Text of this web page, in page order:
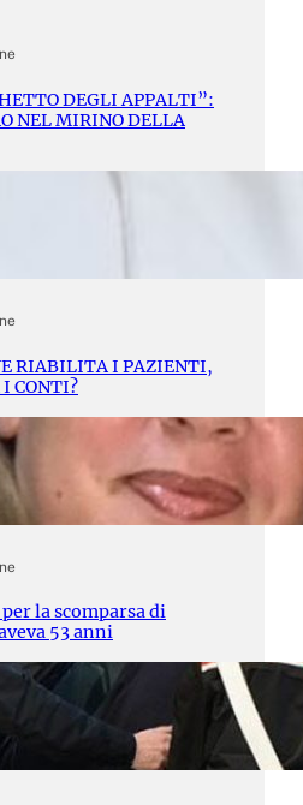
DEGLI APPALTI”:
NEL MIRINO DELLA
RIABILITA I PAZIENTI,
CONTI?
la scomparsa di
53 anni